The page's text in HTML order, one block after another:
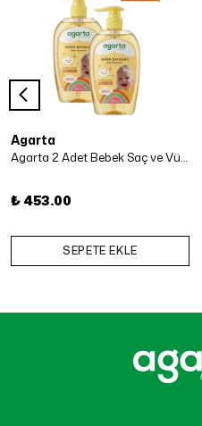
Agarta
Agarta 2 Adet Bebek Saç ve Vücut Şampuanı 500 Ml x 2 Adet
₺ 453.00
SEPETE EKLE